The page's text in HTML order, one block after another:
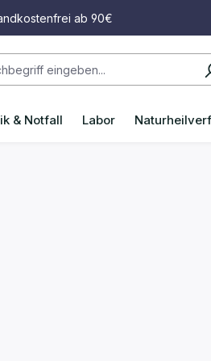
ab 90€
& Notfall Labor